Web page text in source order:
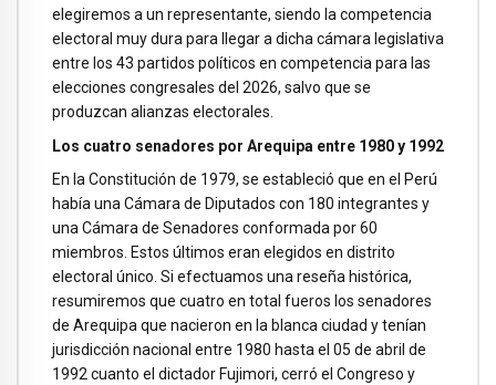
elegiremos a un representante, siendo la competencia
electoral muy dura para llegar a dicha cámara legislativa
entre los 43 partidos políticos en competencia para las
elecciones congresales del 2026, salvo que se
produzcan alianzas electorales.
Los cuatro senadores por Arequipa entre 1980 y 1992
En la Constitución de 1979, se estableció que en el Perú
había una Cámara de Diputados con 180 integrantes y
una Cámara de Senadores conformada por 60
miembros. Estos últimos eran elegidos en distrito
electoral único. Si efectuamos una reseña histórica,
resumiremos que cuatro en total fueros los senadores
de Arequipa que nacieron en la blanca ciudad y tenían
jurisdicción nacional entre 1980 hasta el 05 de abril de
1992 cuanto el dictador Fujimori, cerró el Congreso y